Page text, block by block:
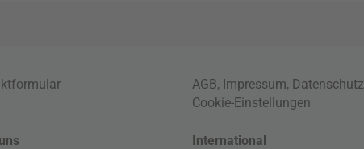
AGB, Impressum, Datenschutz
Cookie-Einstellungen
International